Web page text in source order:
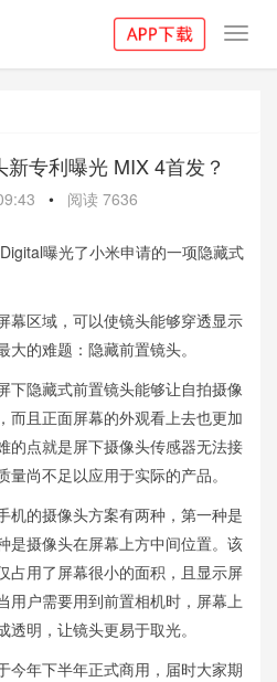
专利曝光 MIX 4首发？
• 阅读 7636
曝光了小米申请的一项隐藏式
幕区域，可以使镜头能够穿透显示
的难题：隐藏前置镜头。
下隐藏式前置镜头能够让自拍摄像
而且正面屏幕的外观看上去也更加
的点就是屏下摄像头传感器无法接
尚不足以应用于实际的产品。
机的摄像头方案有两种，第一种是
是摄像头在屏幕上方中间位置。该
占用了屏幕很小的面积，且显示屏
用户需要用到前置相机时，屏幕上
明，让镜头更易于取光。
今年下半年正式商用，届时大家期